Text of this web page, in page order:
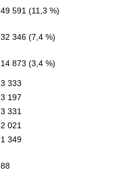
49 591 (11,3 %)
32 346 (7,4 %)
14 873 (3,4 %)
3 333
3 197
3 331
2 021
1 349
88